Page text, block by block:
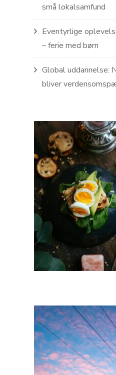
små lokalsamfund
Eventyrlige
– ferie med børn
Global uddannelse:
bliver